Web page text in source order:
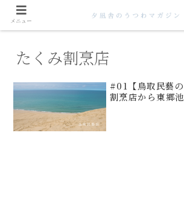
たくみ割烹店
#01【鳥取民藝
割烹店から東郷
メニュー